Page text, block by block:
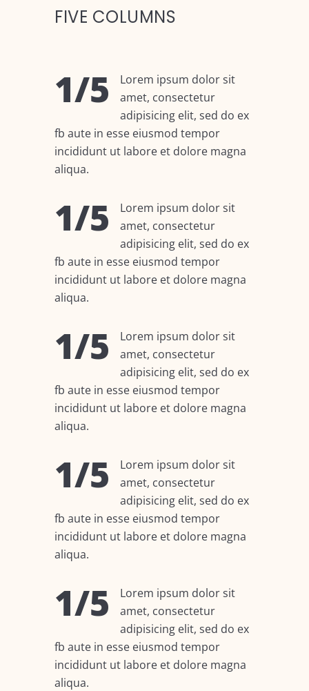
FIVE COLUMNS
1/5
Lorem ipsum dolor sit
amet, consectetur
adipisicing elit, sed do ex
fb aute in esse eiusmod tempor
incididunt ut labore et dolore magna
aliqua.
1/5
Lorem ipsum dolor sit
amet, consectetur
adipisicing elit, sed do ex
fb aute in esse eiusmod tempor
incididunt ut labore et dolore magna
aliqua.
1/5
Lorem ipsum dolor sit
amet, consectetur
adipisicing elit, sed do ex
fb aute in esse eiusmod tempor
incididunt ut labore et dolore magna
aliqua.
1/5
Lorem ipsum dolor sit
amet, consectetur
adipisicing elit, sed do ex
fb aute in esse eiusmod tempor
incididunt ut labore et dolore magna
aliqua.
1/5
Lorem ipsum dolor sit
amet, consectetur
adipisicing elit, sed do ex
fb aute in esse eiusmod tempor
incididunt ut labore et dolore magna
aliqua.